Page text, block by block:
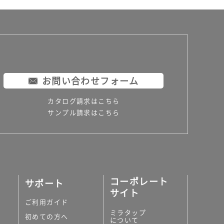
お問い合わせフォーム
カタログ請求はこちら
サンプル請求はこちら
サポート
ご利用ガイド
初めての方へ
コーポレート
サイト
ミラタップ
について